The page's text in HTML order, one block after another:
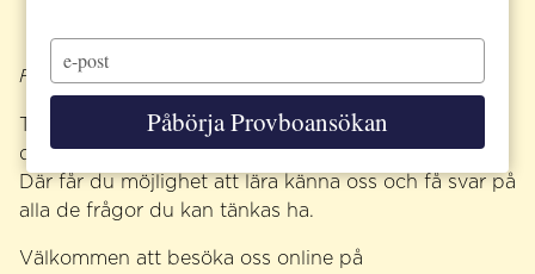
Funderar du på vilken gymnasieskola du ska välja?
Träffa oss på Gymnasiemässan Stockholm ONLINE
den 22-23 november!
Där får du möjlighet att lära känna oss och få svar på
alla de frågor du kan tänkas ha.
Välkommen att besöka oss online på
your
email
Påbörja Provboansökan